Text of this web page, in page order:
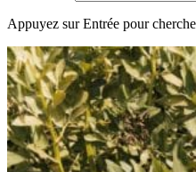
Appuyez sur Entrée pour